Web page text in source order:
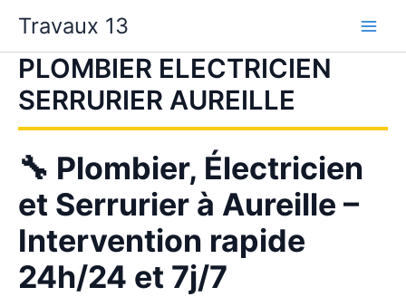
contenu
Travaux 13
PLOMBIER ELECTRICIEN
SERRURIER AUREILLE
🔧 Plombier, Électricien
et Serrurier à Aureille –
Intervention rapide
24h/24 et 7j/7